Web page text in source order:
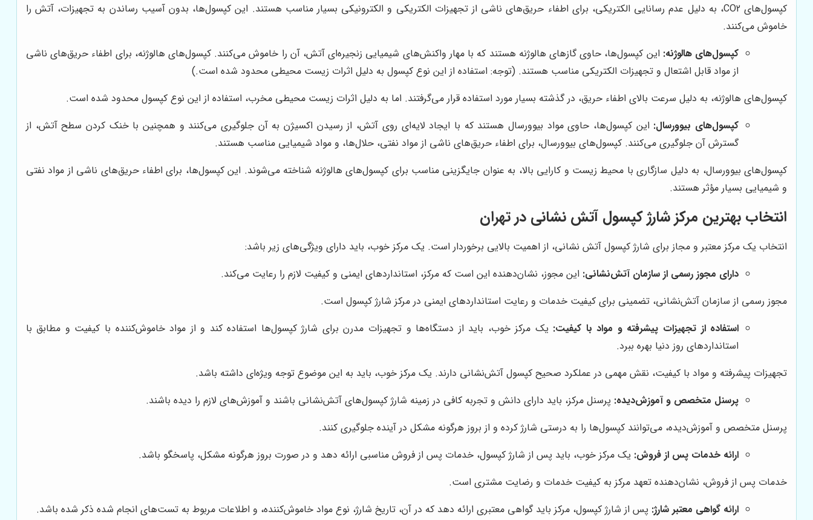
کپسول‌های CO2، به دلیل عدم رسانایی الکتریکی، برای اطفاء حریق‌های ناشی از تجهیزات الکتریکی و الکترونیکی بسیار مناسب هستند. این کپسول‌ها، بدون آسیب رساندن به تجهیزات، آتش را
خاموش می‌کنند.
کپسول‌های هالوژنه: این کپسول‌ها، حاوی گازهای هالوژنه هستند که با مهار واکنش‌های شیمیایی زنجیره‌ای آتش، آن را خاموش می‌کنند. کپسول‌های هالوژنه، برای اطفاء حریق‌های ناشی
از مواد قابل اشتعال و تجهیزات الکتریکی مناسب هستند. (توجه: استفاده از این نوع کپسول به دلیل اثرات زیست محیطی محدود شده است.)
کپسول‌های هالوژنه، به دلیل سرعت بالای اطفاء حریق، در گذشته بسیار مورد استفاده قرار می‌گرفتند. اما به دلیل اثرات زیست محیطی مخرب، استفاده از این نوع کپسول محدود شده است.
کپسول‌های بیوورسال: این کپسول‌ها، حاوی مواد بیوورسال هستند که با ایجاد لایه‌ای روی آتش، از رسیدن اکسیژن به آن جلوگیری می‌کنند و همچنین با خنک کردن سطح آتش، از
گسترش آن جلوگیری می‌کنند. کپسول‌های بیوورسال، برای اطفاء حریق‌های ناشی از مواد نفتی، حلال‌ها، و مواد شیمیایی مناسب هستند.
کپسول‌های بیوورسال، به دلیل سازگاری با محیط زیست و کارایی بالا، به عنوان جایگزینی مناسب برای کپسول‌های هالوژنه شناخته می‌شوند. این کپسول‌ها، برای اطفاء حریق‌های ناشی از مواد نفتی
و شیمیایی بسیار مؤثر هستند.
انتخاب بهترین مرکز شارژ کپسول آتش نشانی در تهران
انتخاب یک مرکز معتبر و مجاز برای شارژ کپسول آتش نشانی، از اهمیت بالایی برخوردار است. یک مرکز خوب، باید دارای ویژگی‌های زیر باشد:
دارای مجوز رسمی از سازمان آتش‌نشانی: این مجوز، نشان‌دهنده این است که مرکز، استانداردهای ایمنی و کیفیت لازم را رعایت می‌کند.
مجوز رسمی از سازمان آتش‌نشانی، تضمینی برای کیفیت خدمات و رعایت استانداردهای ایمنی در مرکز شارژ کپسول است.
استفاده از تجهیزات پیشرفته و مواد با کیفیت: یک مرکز خوب، باید از دستگاه‌ها و تجهیزات مدرن برای شارژ کپسول‌ها استفاده کند و از مواد خاموش‌کننده با کیفیت و مطابق با
استانداردهای روز دنیا بهره ببرد.
تجهیزات پیشرفته و مواد با کیفیت، نقش مهمی در عملکرد صحیح کپسول آتش‌نشانی دارند. یک مرکز خوب، باید به این موضوع توجه ویژه‌ای داشته باشد.
پرسنل متخصص و آموزش‌دیده: پرسنل مرکز، باید دارای دانش و تجربه کافی در زمینه شارژ کپسول‌های آتش‌نشانی باشند و آموزش‌های لازم را دیده باشند.
پرسنل متخصص و آموزش‌دیده، می‌توانند کپسول‌ها را به درستی شارژ کرده و از بروز هرگونه مشکل در آینده جلوگیری کنند.
ارائه خدمات پس از فروش: یک مرکز خوب، باید پس از شارژ کپسول، خدمات پس از فروش مناسبی ارائه دهد و در صورت بروز هرگونه مشکل، پاسخگو باشد.
خدمات پس از فروش، نشان‌دهنده تعهد مرکز به کیفیت خدمات و رضایت مشتری است.
ارائه گواهی معتبر شارژ: پس از شارژ کپسول، مرکز باید گواهی معتبری ارائه دهد که در آن، تاریخ شارژ، نوع مواد خاموش‌کننده، و اطلاعات مربوط به تست‌های انجام شده ذکر شده باشد.